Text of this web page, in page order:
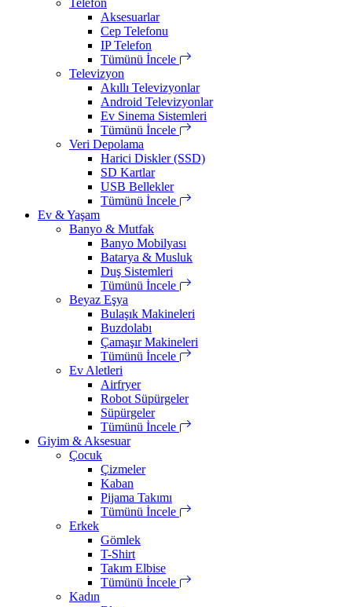
Telefon
Aksesuarlar
Cep Telefonu
IP Telefon
Tümünü İncele
Televizyon
Akıllı Televizyonlar
Android Televizyonlar
Ev Sinema Sistemleri
Tümünü İncele
Veri Depolama
Harici Diskler (SSD)
SD Kartlar
USB Bellekler
Tümünü İncele
Ev & Yaşam
Banyo & Mutfak
Banyo Mobilyası
Batarya & Musluk
Duş Sistemleri
Tümünü İncele
Beyaz Eşya
Bulaşık Makineleri
Buzdolabı
Çamaşır Makineleri
Tümünü İncele
Ev Aletleri
Airfryer
Robot Süpürgeler
Süpürgeler
Tümünü İncele
Giyim & Aksesuar
Çocuk
Çizmeler
Kaban
Pijama Takımı
Tümünü İncele
Erkek
Gömlek
T-Shirt
Takım Elbise
Tümünü İncele
Kadın